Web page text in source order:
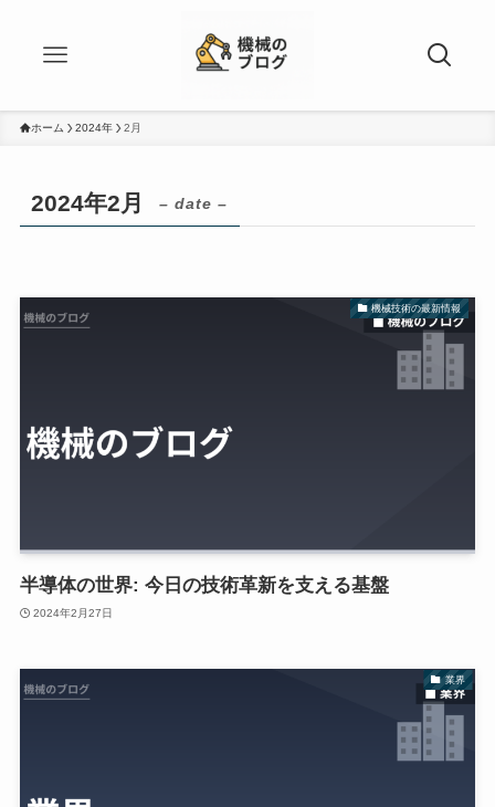
ホーム 2024年 2月
2024年2月 – date –
機械技術の最新情報
半導体の世界: 今日の技術革新を支える基盤
2024年2月27日
業界